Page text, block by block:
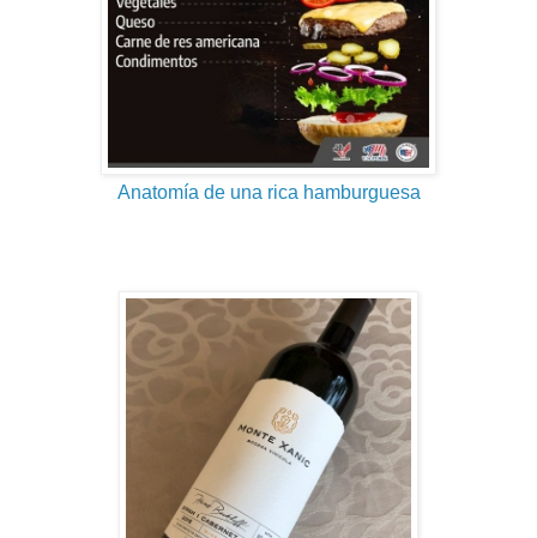
Anatomía de una rica hamburguesa